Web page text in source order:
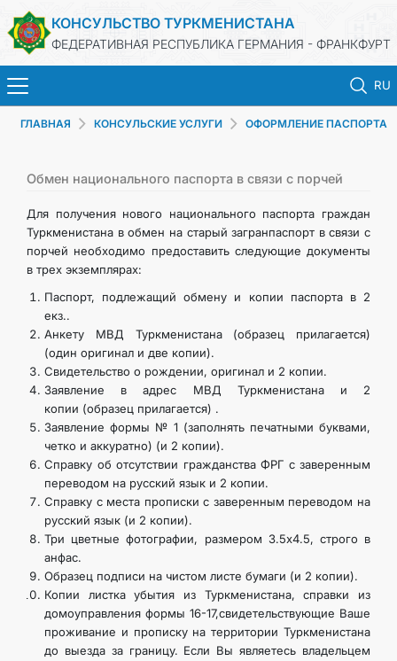
КОНСУЛЬСТВО ТУРКМЕНИСТАНА
ФЕДЕРАТИВНАЯ РЕСПУБЛИКА ГЕРМАНИЯ - ФРАНКФУРТ
RU
ГЛАВНАЯ
НОВОСТИ
КОНСУЛЬСКИЕ УСЛУГИ
КОНТАКТНЫЕ ДАННЫЕ
ГЛАВНАЯ КОНСУЛЬСКИЕ УСЛУГИ ОФОРМЛЕНИЕ ПАСПОРТА
Обмен национального паспорта в связи с порчей
Для получения нового национального паспорта граждан
Туркменистана в обмен на старый загранпаспорт в связи с
порчей необходимо предоставить следующие документы
в трех экземплярах:
Паспорт, подлежащий обмену и копии паспорта в 2
екз..
Анкету МВД Туркменистана (образец прилагается)
(один оригинал и две копии).
Свидетельство о рождении, оригинал и 2 копии.
Заявление в адрес МВД Туркменистана и 2
копии (образец прилагается) .
Заявление формы № 1 (заполнять печатными буквами,
четко и аккуратно) (и 2 копии).
Справку об отсутствии гражданства ФРГ с заверенным
переводом на русский язык и 2 копии.
Справку с места прописки с заверенным переводом на
русский язык (и 2 копии).
Три цветные фотографии, размером 3.5х4.5, строго в
анфас.
Образец подписи на чистом листе бумаги (и 2 копии).
Копии листка убытия из Туркменистана, справки из
домоуправления формы 16-17,свидетельствующие Ваше
проживание и прописку на территории Туркменистана
до выезда за границу. Если Вы являетесь владельцем